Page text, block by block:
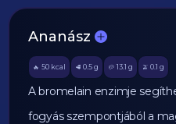
Ananász
🔥 50 kcal 🥩 0.5g 🥔 13.1 g 🫒 0.1 g
A bromelain enzimje
fogyás szempontjából a